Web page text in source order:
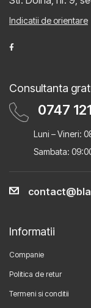
Indicatii de orientare
Consultanta
0747
Luni – Vineri:
Sambata:
Informatii
Companie
Politica de retur
Termeni si conditii